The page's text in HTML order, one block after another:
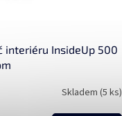
interiéru InsideUp 500
Skladem (5 ks)